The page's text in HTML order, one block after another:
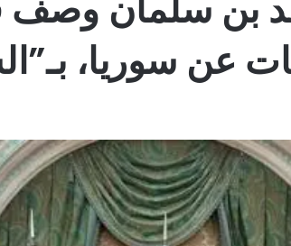
عن سوريا،